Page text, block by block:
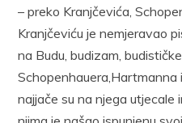
– preko Kranjčevića,
Kranjčeviću je nemjeravao
na Budu, budizam,
Schopenhauera,Hartmanna
najjače su na njega utjecale